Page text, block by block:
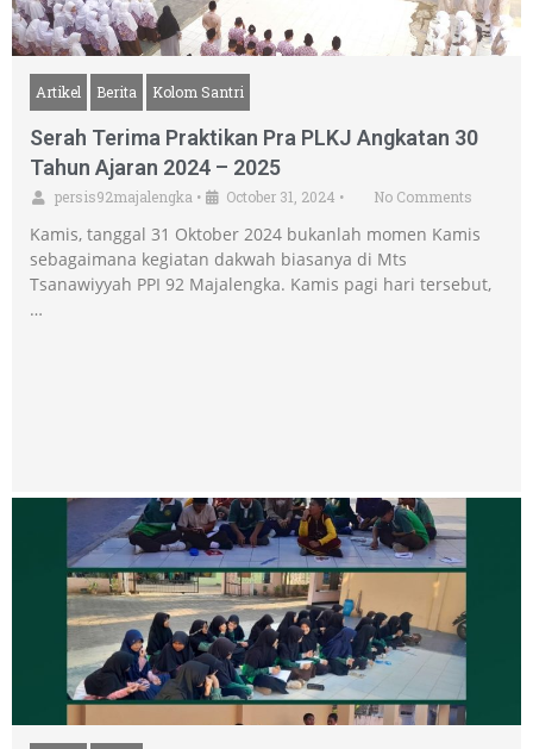
Artikel Berita Kolom Santri
Serah Terima Praktikan Pra PLKJ Angkatan 30
Tahun Ajaran 2024 – 2025
persis92majalengka • October 31, 2024 • No Comments
Kamis, tanggal 31 Oktober 2024 bukanlah momen Kamis
sebagaimana kegiatan dakwah biasanya di Mts
Tsanawiyyah PPI 92 Majalengka. Kamis pagi hari tersebut,
…